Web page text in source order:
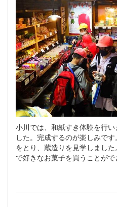
小川では、和紙すき体験を行
した。完成するのが楽しみで
をとり、蔵造りを見学しまし
で好きなお菓子を買うことがで